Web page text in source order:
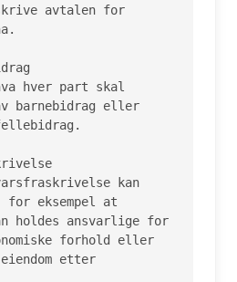
avtalen for
hver part skal
barnebidrag eller
kan
eksempel at
holdes ansvarlige for
forhold eller
etter